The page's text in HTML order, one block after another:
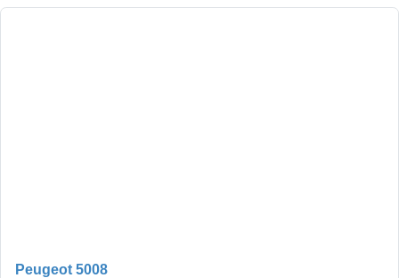
Peugeot 5008